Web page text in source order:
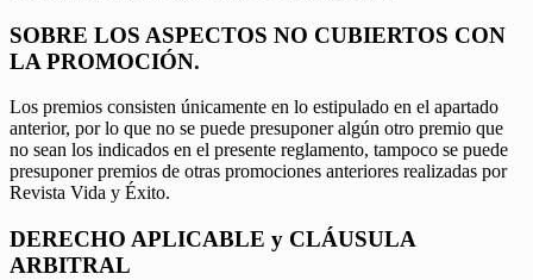
SOBRE LOS ASPECTOS NO CUBIERTOS CON
LA PROMOCIÓN.
Los premios consisten únicamente en lo estipulado en el apartado
anterior, por lo que no se puede presuponer algún otro premio que
no sean los indicados en el presente reglamento, tampoco se puede
presuponer premios de otras promociones anteriores realizadas por
Revista Vida y Éxito.
DERECHO APLICABLE y CLÁUSULA
ARBITRAL